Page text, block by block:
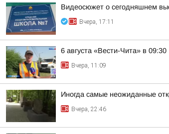
Видеосюжет о сегодняшнем
Вчера, 17:11
6 августа «Вести-Чита» в 09:30
Вчера, 11:09
Иногда самые неожиданные
Вчера, 22:46